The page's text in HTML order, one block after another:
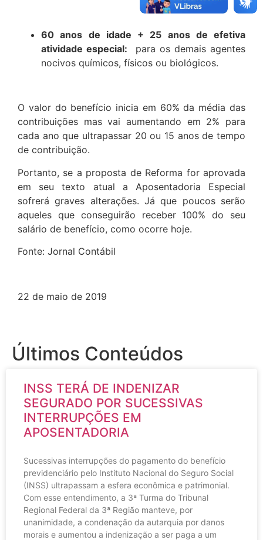
60 anos de idade + 25 anos de efetiva
atividade especial: para os demais agentes
nocivos químicos, físicos ou biológicos.
O valor do benefício inicia em 60% da média das
contribuições mas vai aumentando em 2% para
cada ano que ultrapassar 20 ou 15 anos de tempo
de contribuição.
Portanto, se a proposta de Reforma for aprovada
em seu texto atual a Aposentadoria Especial
sofrerá graves alterações. Já que poucos serão
aqueles que conseguirão receber 100% do seu
salário de benefício, como ocorre hoje.
Fonte: Jornal Contábil
22 de maio de 2019
Últimos Conteúdos
INSS TERÁ DE INDENIZAR
SEGURADO POR SUCESSIVAS
INTERRUPÇÕES EM
APOSENTADORIA
Sucessivas interrupções do pagamento do benefício
previdenciário pelo Instituto Nacional do Seguro Social
(INSS) ultrapassam a esfera econômica e patrimonial.
Com esse entendimento, a 3ª Turma do Tribunal
Regional Federal da 3ª Região manteve, por
unanimidade, a condenação da autarquia por danos
morais e aumentou a indenização a ser paga a um